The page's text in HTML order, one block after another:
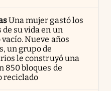
Una mujer gastó los
su vida en un
Nueve años
un grupo de
le construyó una
850 bloques de
reciclado